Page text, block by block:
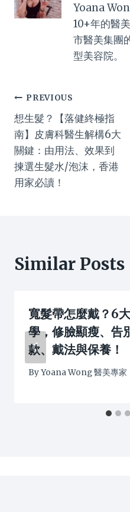
Yoana
10+年的醫
市醫美集團
型美容院。
Post
navigation
PREVIOUS
想生髮？【落健終極指
南】皮膚科醫生解構6大
關鍵：由用法、效果到
揀選生髮水/泡沫，香港
用家必讀！
Similar Posts
寬髮帶怎麼戴？6
學，修臉顯瘦、告
款、戴法與保養！
ByYoana Wong 醫美專家